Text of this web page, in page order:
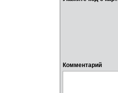
Комментарий